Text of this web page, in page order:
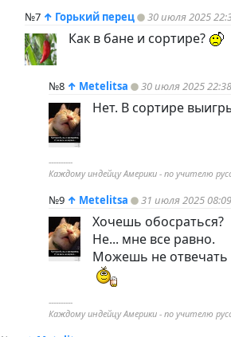
№7 ↑ Горький перец 30 июля 2025
Как в бане и сортире?
№8 ↑ Metelitsa 30 июля 2025 22:38
Нет. В сортире
----------
Каждому индейцу Америки - по учителю
№9 ↑ Metelitsa 31 июля 2025 08:09
Хочешь обосраться?
Не... мне все равно.
Можешь не отвечать
----------
Каждому индейцу Америки - по учителю